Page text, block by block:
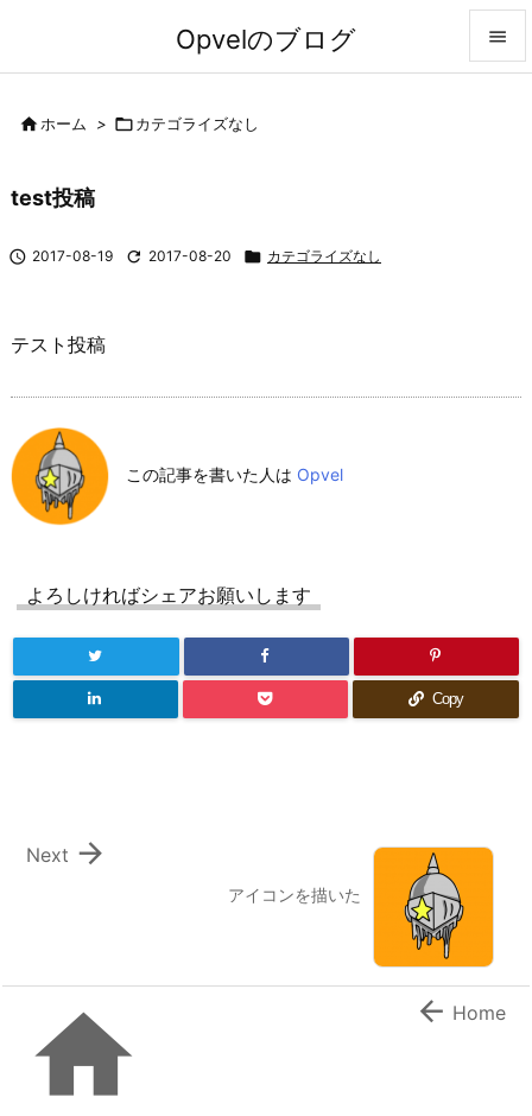
Opvelのブログ 
ホーム > カテゴライズなし
test投稿
 2017-08-19  2017-08-20  カテゴライズなし
テスト投稿
この記事を書いた人は Opvel
よろしければシェアお願いします
Copy
アイコンを描いた

Next
  Home